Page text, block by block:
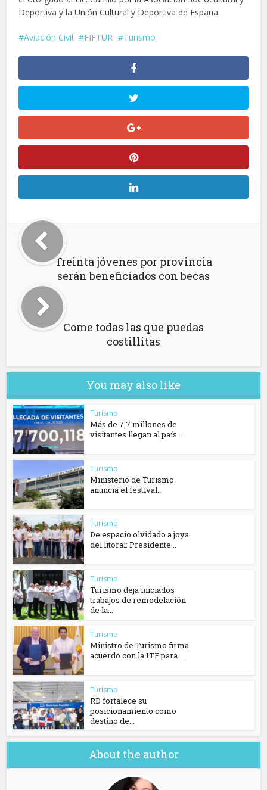
Deportiva y la Unión Cultural y Deportiva de España.
Aviación Civil FIFTUR Turismo
Treinta jóvenes por provincia
serán beneficiados con becas
Come todas las que puedas
costillitas
You may also like
Turismo
Más de 7,7 millones de
visitantes llegan al país...
Turismo
Ministerio de Turismo
anuncia el festival...
Turismo
De espacio olvidado a joya
del litoral: Presidente...
Turismo
Turismo deja iniciados
trabajos de remodelación
de la...
Turismo
Ministro de Turismo firma
acuerdo con la ITF para...
Turismo
RD fortalece su
posicionamiento como
destino de...
About the author